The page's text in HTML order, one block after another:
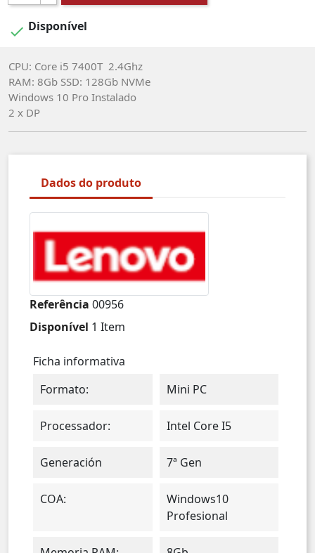
 Disponível
CPU: Core i5 7400T 2.4Ghz
RAM: 8Gb SSD: 128Gb NVMe
Windows 10 Pro Instalado
2 x DP
Dados do produto
Referência 00956
Disponível 1 Item
Ficha informativa
Formato:
Mini PC
Processador: Intel Core I5
Generación 7ª Gen
COA:
Windows10
Profesional